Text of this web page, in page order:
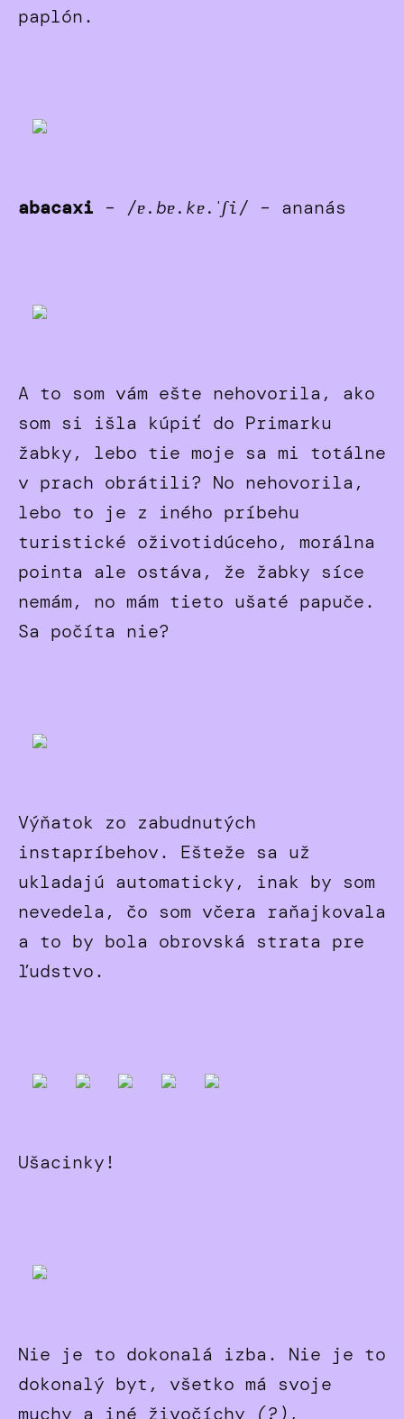
paplón.
abacaxi – /ɐ.bɐ.kɐ.ˈʃi/ – ananás
A to som vám ešte nehovorila, ako
som si išla kúpiť do Primarku
žabky, lebo tie moje sa mi totálne
v prach obrátili? No nehovorila,
lebo to je z iného príbehu
turistické oživotidúceho, morálna
pointa ale ostáva, že žabky síce
nemám, no mám tieto ušaté papuče.
Sa počíta nie?
Výňatok zo zabudnutých
instapríbehov. Ešteže sa už
ukladajú automaticky, inak by som
nevedela, čo som včera raňajkovala
a to by bola obrovská strata pre
ľudstvo.
Ušacinky!
Nie je to dokonalá izba. Nie je to
dokonalý byt, všetko má svoje
muchy a iné živočíchy
(?) ,